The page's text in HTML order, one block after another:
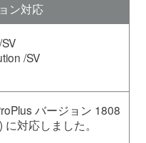
ン対応
/SV
バージョン 1808
対応しました。